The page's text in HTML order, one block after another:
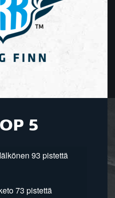
5
93 pistettä
73 pistettä